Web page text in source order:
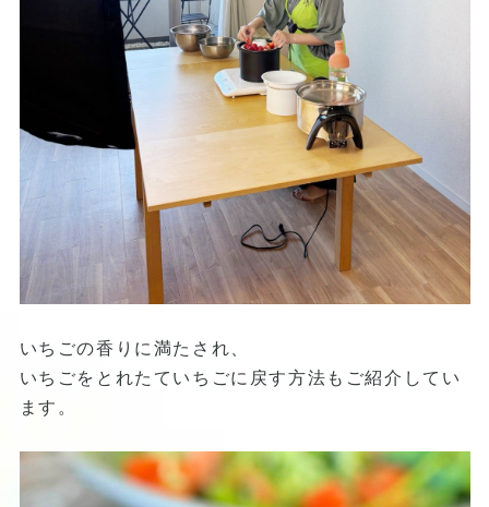
いちごの香りに満たされ、
いちごをとれたていちごに戻す方法もご紹介してい
ます。